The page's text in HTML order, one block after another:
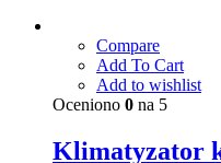
Compare
Add To Cart
Add to wishlist
Oceniono 0 na 5
Klimatyzator